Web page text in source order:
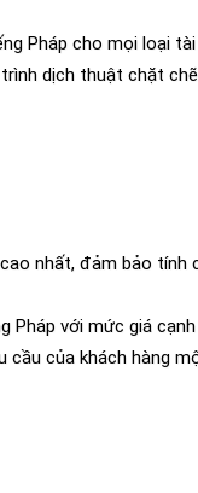
Pháp cho mọi loại
dịch thuật chặt
nhất, đảm bảo tính
Pháp với mức giá
của khách hàng